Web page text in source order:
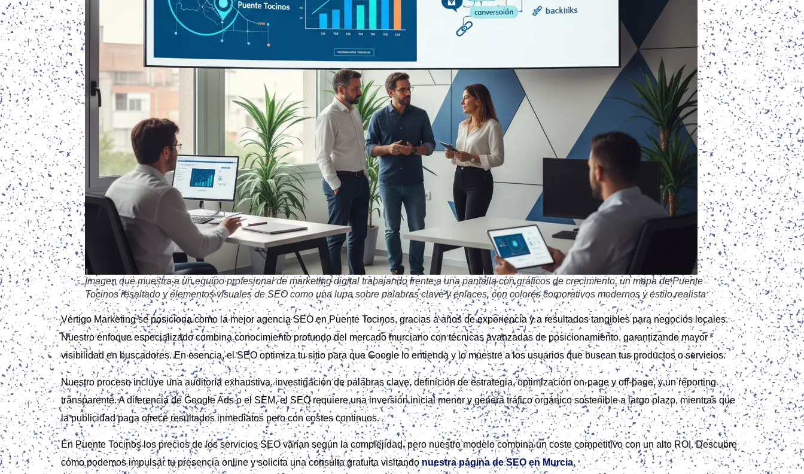
Imagen que muestra a un equipo profesional de marketing digital trabajando frente a una pantalla con gráficos de crecimiento, un mapa de Puente
Tocinos resaltado y elementos visuales de SEO como una lupa sobre palabras clave y enlaces, con colores corporativos modernos y estilo realista
Vértigo Marketing se posiciona como la mejor agencia SEO en Puente Tocinos, gracias a años de experiencia y a resultados tangibles para negocios locales.
Nuestro enfoque especializado combina conocimiento profundo del mercado murciano con técnicas avanzadas de posicionamiento, garantizando mayor
visibilidad en buscadores. En esencia, el SEO optimiza tu sitio para que Google lo entienda y lo muestre a los usuarios que buscan tus productos o servicios.
Nuestro proceso incluye una auditoría exhaustiva, investigación de palabras clave, definición de estrategia, optimización on‑page y off‑page, y un reporting
transparente. A diferencia de Google Ads o el SEM, el SEO requiere una inversión inicial menor y genera tráfico orgánico sostenible a largo plazo, mientras que
la publicidad paga ofrece resultados inmediatos pero con costes continuos.
En Puente Tocinos los precios de los servicios SEO varían según la complejidad, pero nuestro modelo combina un coste competitivo con un alto ROI. Descubre
cómo podemos impulsar tu presencia online y solicita una consulta gratuita visitandonuestra página de SEO en Murcia.